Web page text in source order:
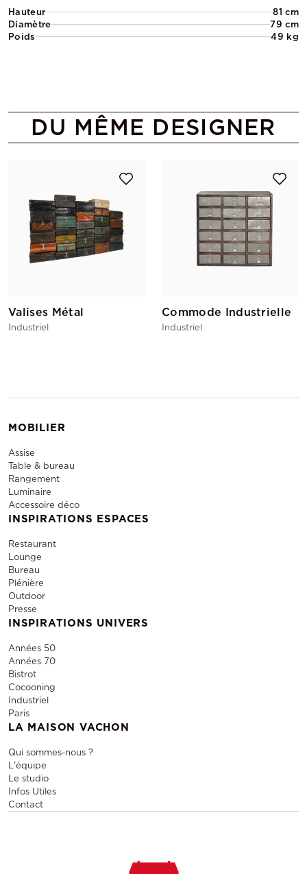
Hauteur
81 cm
Diamètre
79 cm
Poids
49 kg
DU MÊME DESIGNER
Valises Métal
Industriel
Commode Industrielle
Industriel
MOBILIER
Assise
Table & bureau
Rangement
Luminaire
Accessoire déco
INSPIRATIONS ESPACES
Restaurant
Lounge
Bureau
Plénière
Outdoor
Presse
INSPIRATIONS UNIVERS
Années 50
Années 70
Bistrot
Cocooning
Industriel
Paris
LA MAISON VACHON
Qui sommes-nous ?
L'équipe
Le studio
Infos Utiles
Contact